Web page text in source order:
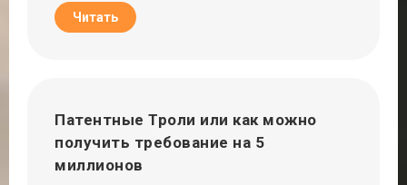
Читать
Патентные Троли или как можно
получить требование на 5
миллионов